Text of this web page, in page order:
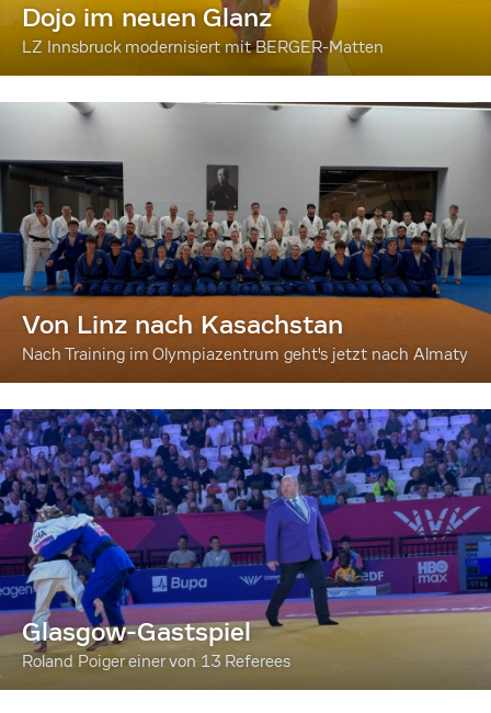
Dojo im neuen Glanz
LZ Innsbruck modernisiert mit BERGER-Matten
Von Linz nach Kasachstan
Nach Training im Olympiazentrum geht's jetzt nach Almaty
Glasgow-Gastspiel
Roland Poiger einer von 13 Referees